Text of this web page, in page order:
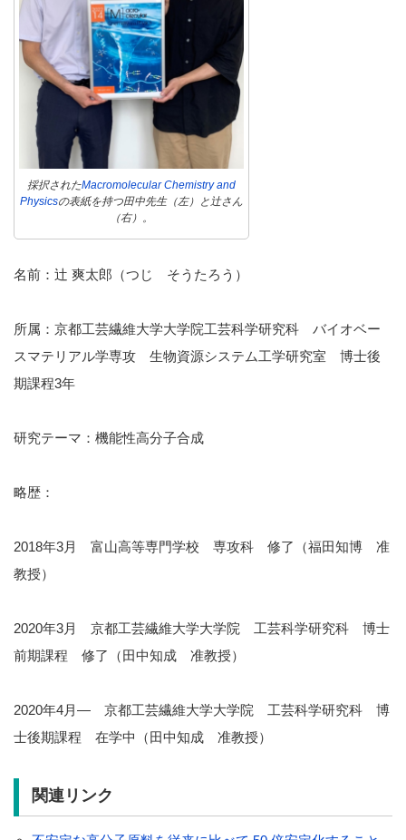
採択されたMacromolecular Chemistry and
Physicsの表紙を持つ田中先生（左）と辻さん
（右）。
名前：辻 爽太郎（つじ そうたろう）
所属：京都工芸繊維大学大学院工芸科学研究科 バイオベー
スマテリアル学専攻 生物資源システム工学研究室 博士後
期課程3年
研究テーマ：機能性高分子合成
略歴：
2018年3月 富山高等専門学校 専攻科 修了（福田知博 准
教授）
2020年3月 京都工芸繊維大学大学院 工芸科学研究科 博士
前期課程 修了（田中知成 准教授）
2020年4月— 京都工芸繊維大学大学院 工芸科学研究科 博
士後期課程 在学中（田中知成 准教授）
関連リンク